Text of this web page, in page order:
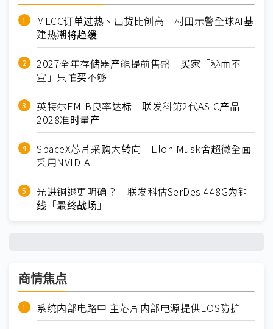
MLCC订单过热、出货比创高 村田示警全球AI基
建热潮将趋缓
2027全年存储器产能提前售罄 买家「秘而不
宣」只怕买不够
英特尔EMIB良率达标 联发科第2代ASIC产品
2028准时量产
SpaceX芯片采购大转向 Elon Musk舍超微全面
采用NVIDIA
光进铜退更明确？ 联发科估SerDes 448G为铜
线「最终战场」
商情焦点
系统内部电路中 主芯片内部电源提供EOS防护